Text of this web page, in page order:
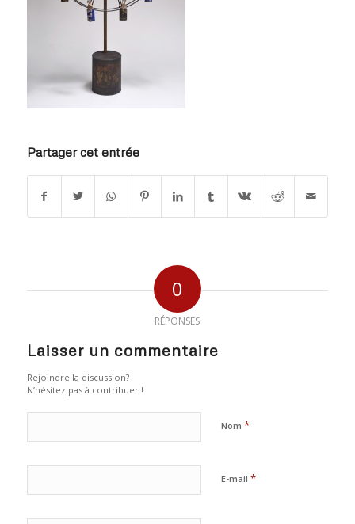
Partager cet entrée
0
RÉPONSES
Laisser un commentaire
Rejoindre la discussion?
N’hésitez pas à contribuer !
Nom *
E-mail *